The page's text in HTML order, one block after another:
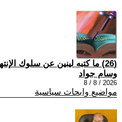
(26) ما كتبه لينين عن سلوك الإنتهازيين
وسام جواد
2026 / 8 / 8
مواضيع وابحاث سياسية